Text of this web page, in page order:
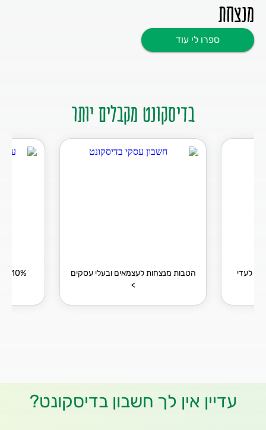
מנצחת
ספרו לי עוד
בדיסקונט מקבלים יותר
לעדי
הטבות מנצחות לעצמאים ובעלי עסקים
>
עדיין אין לך חשבון בדיסקונט?